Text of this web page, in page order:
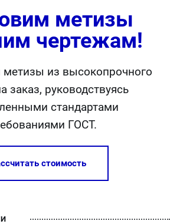
метизы
чертежам!
метизы из высокопрочного
заказ, руководствуясь
стандартами
ГОСТ.
стоимость